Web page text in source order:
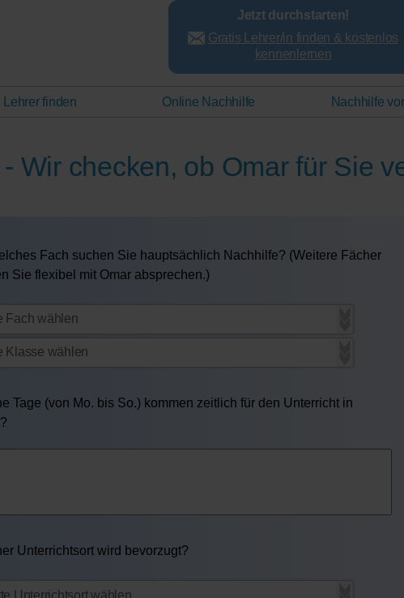
Jetzt durchstarten!
Gratis Lehrer/in finden & kostenlos
kennenlernen
Lehrer finden Online Nachhilfe Nachhilfe
Wir checken, ob Omar für Sie
Fach suchen Sie hauptsächlich Nachhilfe? (Weitere Fächer
Sie flexibel mit Omar absprechen.)
Tage (von Mo. bis So.) kommen zeitlich für den Unterricht in
Unterrichtsort wird bevorzugt?